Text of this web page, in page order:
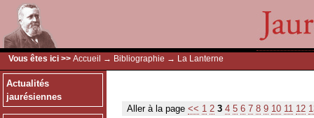
Vous êtes ici >> Accueil → Bibliographie → La Lanterne
Actualités
jaurésiennes
Aller à la page << 1 2 3 4 5 6 7 8 9 10 11 12